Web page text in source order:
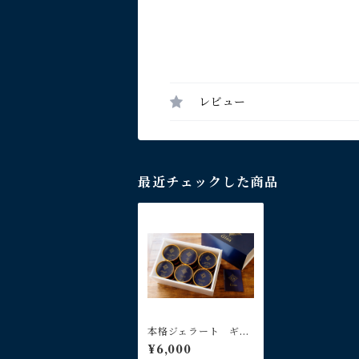
レビュー
最近チェックした商品
本格ジェラート ギフ
トパック 12個入り
¥6,000